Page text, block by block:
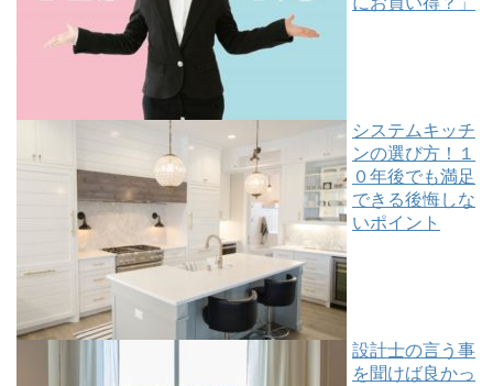
システムキッチ
ンの選び方！１
０年後でも満足
できる後悔しな
いポイント
設計士の言う事
を聞けば良かっ